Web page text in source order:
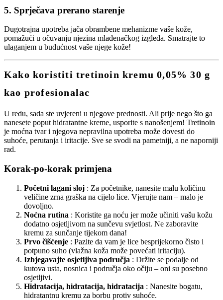
5. Sprječava prerano starenje
Dugotrajna upotreba jača obrambene mehanizme vaše kože,
pomažući u očuvanju njezina mladenačkog izgleda. Smatrajte to
ulaganjem u budućnost vaše njege kože!
Kako koristiti tretinoin kremu 0,05% 30 g
kao profesionalac
U redu, sada ste uvjereni u njegove prednosti. Ali prije nego što ga
nanesete poput hidratantne kreme, usporite s nanošenjem! Tretinoin
je moćna tvar i njegova nepravilna upotreba može dovesti do
suhoće, perutanja i iritacije. Sve se svodi na pametniji, a ne naporniji
rad.
Korak-po-korak primjena
Početni lagani sloj : Za početnike, nanesite malu količinu
veličine zrna graška na cijelo lice. Vjerujte nam – malo je
dovoljno.
Noćna rutina : Koristite ga noću jer može učiniti vašu kožu
dodatno osjetljivom na sunčevu svjetlost. Ne zaboravite
kremu za sunčanje tijekom dana!
Prvo čišćenje : Pazite da vam je lice besprijekorno čisto i
potpuno suho (vlažna koža može povećati iritaciju).
Izbjegavajte osjetljiva područja : Držite se podalje od
kutova usta, nosnica i područja oko očiju – oni su posebno
osjetljivi.
Hidratacija, hidratacija, hidratacija : Nanesite bogatu,
hidratantnu kremu za borbu protiv suhoće.